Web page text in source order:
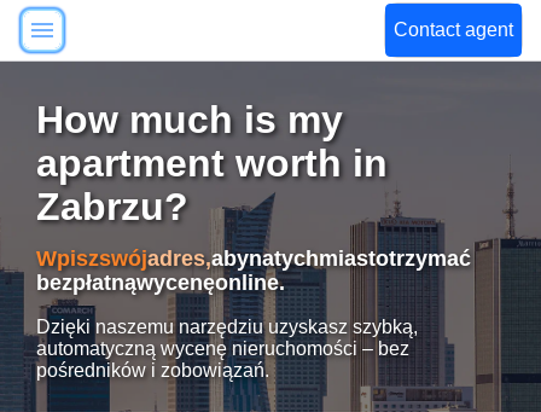
Contact agent
How much is my
apartment worth in
Zabrzu?
Wpiszswójadres,abynatychmiastotrzymać
bezpłatnąwycenęonline.
Dzięki naszemu narzędziu uzyskasz szybką,
automatyczną wycenę nieruchomości – bez
pośredników i zobowiązań.